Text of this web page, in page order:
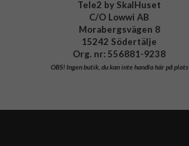
Tele2 by SkalHuset
C/O Lowwi AB
Morabergsvägen 8
15242 Södertälje
Org. nr: 556881-9238
OBS!Ingen butik, du kan inte handla här på plats